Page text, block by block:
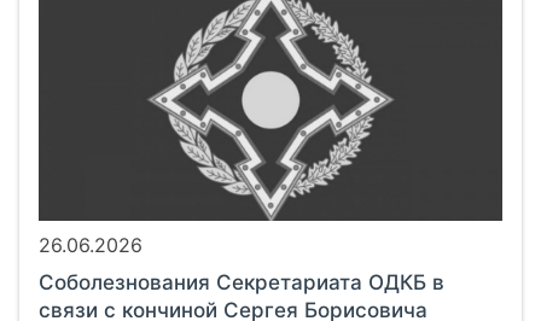
26.06.2026
Соболезнования Секретариата ОДКБ в
связи с кончиной Сергея Борисовича